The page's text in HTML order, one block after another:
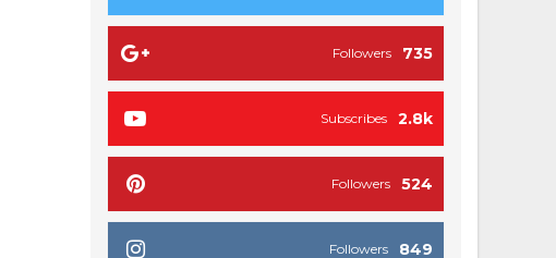
735
Followers
2.8k
Subscribes
524
Followers
849
Followers